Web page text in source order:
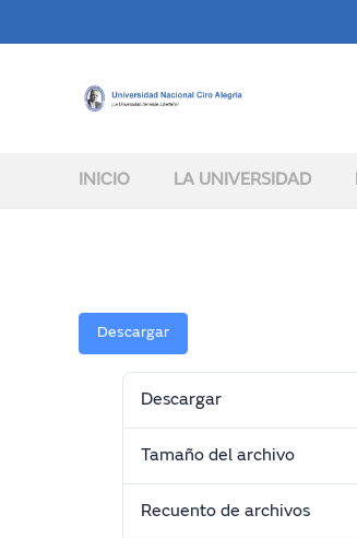
INICIO LA UNIVERSIDAD
Descargar
Descargar
Tamaño del archivo
Recuento de archivos